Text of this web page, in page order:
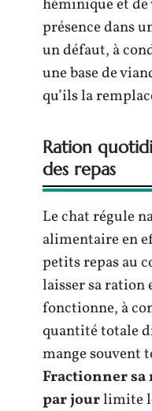
héminique et
présence dans
un défaut, à
une base de
qu’ils la
Ration
des repas
Le chat régule
alimentaire en
petits repas au
laisser sa ration
fonctionne, à
quantité totale
mange souvent
Fractionner sa
par jourlimite